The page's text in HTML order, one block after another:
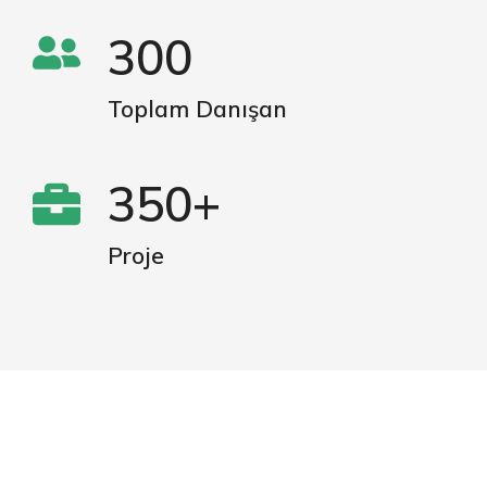
300
Toplam Danışan
350+
Proje